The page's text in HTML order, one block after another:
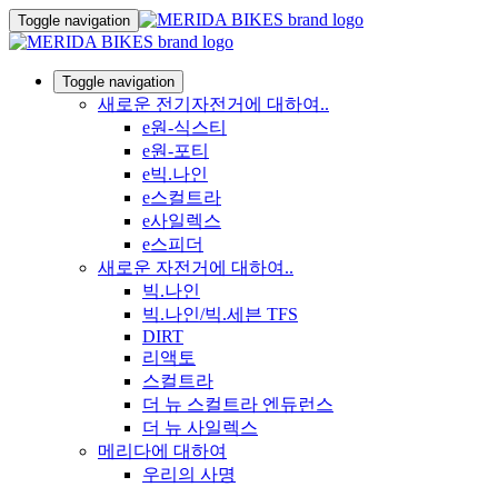
Toggle navigation
Toggle navigation
새로운 전기자전거에 대하여..
e원-식스티
e원-포티
e빅.나인
e스컬트라
e사일렉스
e스피더
새로운 자전거에 대하여..
빅.나인
빅.나인/빅.세븐 TFS
DIRT
리액토
스컬트라
더 뉴 스컬트라 엔듀런스
더 뉴 사일렉스
메리다에 대하여
우리의 사명